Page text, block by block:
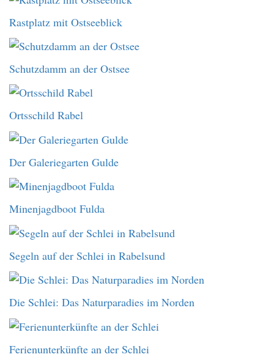
Rastplatz mit Ostseeblick
Schutzdamm an der Ostsee
Ortsschild Rabel
Der Galeriegarten Gulde
Minenjagdboot Fulda
Segeln auf der Schlei in Rabelsund
Die Schlei: Das Naturparadies im Norden
Ferienunterkünfte an der Schlei